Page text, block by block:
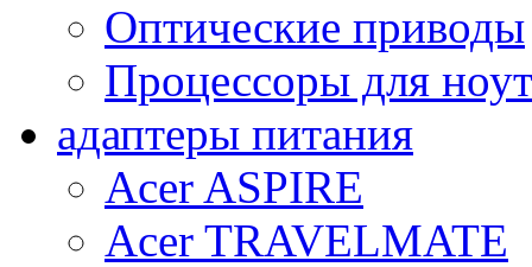
Оптические приводы
Процессоры для
адаптеры питания
Acer ASPIRE
Acer TRAVELMATE